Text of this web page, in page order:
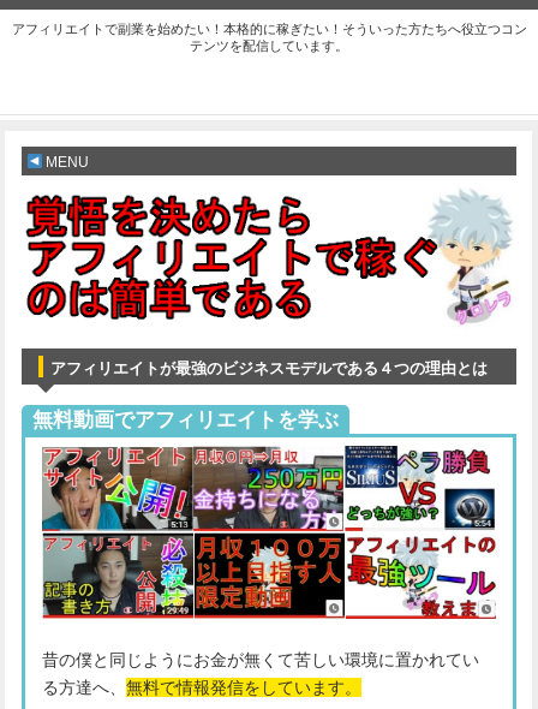
アフィリエイトで副業を始めたい！本格的に稼ぎたい！そういった方たちへ役立つコン
テンツを配信しています。
MENU
アフィリエイトが最強のビジネスモデルである４つの理由とは
無料動画でアフィリエイトを学ぶ
昔の僕と同じようにお金が無くて苦しい環境に置かれてい
る方達へ、無料で情報発信をしています。